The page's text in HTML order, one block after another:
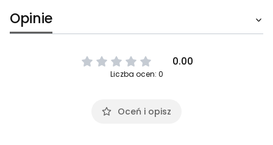
Opinie
0.00
Liczba ocen: 0
Oceń i opisz